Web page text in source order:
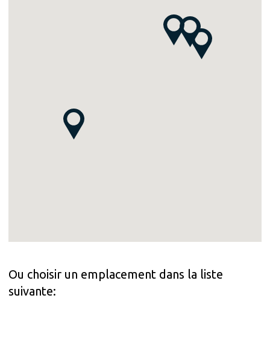
Ou choisir un emplacement dans la liste
suivante: